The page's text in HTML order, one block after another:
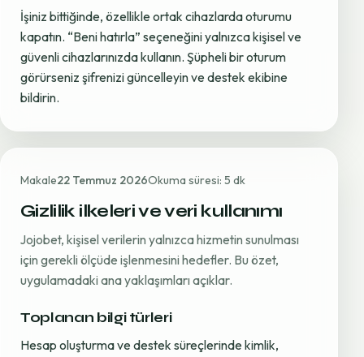
İşiniz bittiğinde, özellikle ortak cihazlarda oturumu
kapatın. “Beni hatırla” seçeneğini yalnızca kişisel ve
güvenli cihazlarınızda kullanın. Şüpheli bir oturum
görürseniz şifrenizi güncelleyin ve destek ekibine
bildirin.
Makale22 Temmuz 2026Okuma süresi: 5 dk
Gizlilik ilkeleri ve veri kullanımı
Jojobet, kişisel verilerin yalnızca hizmetin sunulması
için gerekli ölçüde işlenmesini hedefler. Bu özet,
uygulamadaki ana yaklaşımları açıklar.
Toplanan bilgi türleri
Hesap oluşturma ve destek süreçlerinde kimlik,